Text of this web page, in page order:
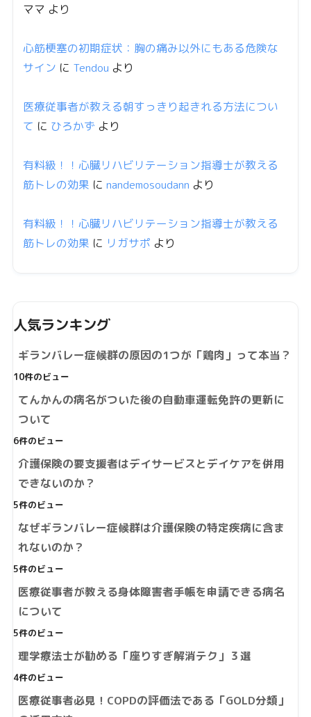
ママ より
心筋梗塞の初期症状：胸の痛み以外にもある危険な
サイン に Tendou より
医療従事者が教える朝すっきり起きれる方法につい
て に ひろかず より
有料級！！心臓リハビリテーション指導士が教える
筋トレの効果 に nandemosoudann より
有料級！！心臓リハビリテーション指導士が教える
筋トレの効果 に リガサポ より
人気ランキング
ギランバレー症候群の原因の1つが「鶏肉」って本当？
10件のビュー
てんかんの病名がついた後の自動車運転免許の更新に
ついて
6件のビュー
介護保険の要支援者はデイサービスとデイケアを併用
できないのか？
5件のビュー
なぜギランバレー症候群は介護保険の特定疾病に含ま
れないのか？
5件のビュー
医療従事者が教える身体障害者手帳を申請できる病名
について
5件のビュー
理学療法士が勧める「座りすぎ解消テク」３選
4件のビュー
医療従事者必見！COPDの評価法である「GOLD分類」